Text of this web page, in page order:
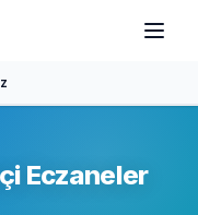
Eczaneler